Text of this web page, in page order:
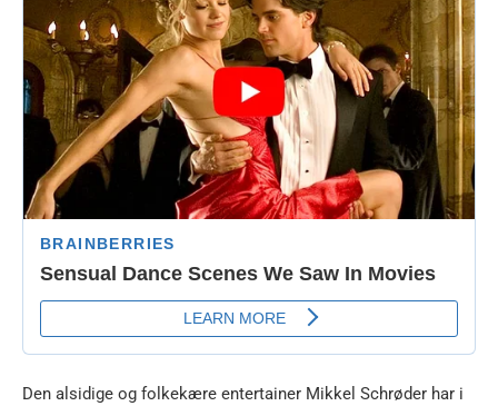
Den alsidige og folkekære entertainer Mikkel Schrøder har i